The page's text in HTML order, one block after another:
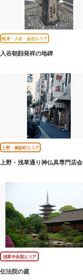
根岸・入谷・金杉エリア
入谷朝顔発祥の地碑
上野・御徒町エリア
上野・浅草通り神仏具専門店会
浅草中央部エリア
伝法院の庭